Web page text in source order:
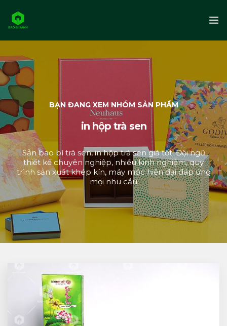
Giới thiệu
Sản phẩm
Liên hệ
BẠN ĐANG XEM NHÓM SẢN PHẨM
in hộp trà sen
Sản bao bì trà sen, in hộp trà sen giá tốt. Đội ngũ
thiết kế chuyên nghiệp, nhiều kinh nghiệm, quy
trình sản xuất khép kín, máy móc hiện đại đáp ứng
mọi nhu cầu